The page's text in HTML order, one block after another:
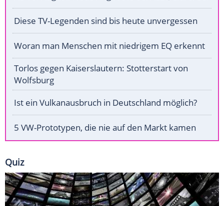
Diese TV-Legenden sind bis heute unvergessen
Woran man Menschen mit niedrigem EQ erkennt
Torlos gegen Kaiserslautern: Stotterstart von
Wolfsburg
Ist ein Vulkanausbruch in Deutschland möglich?
5 VW-Prototypen, die nie auf den Markt kamen
Quiz